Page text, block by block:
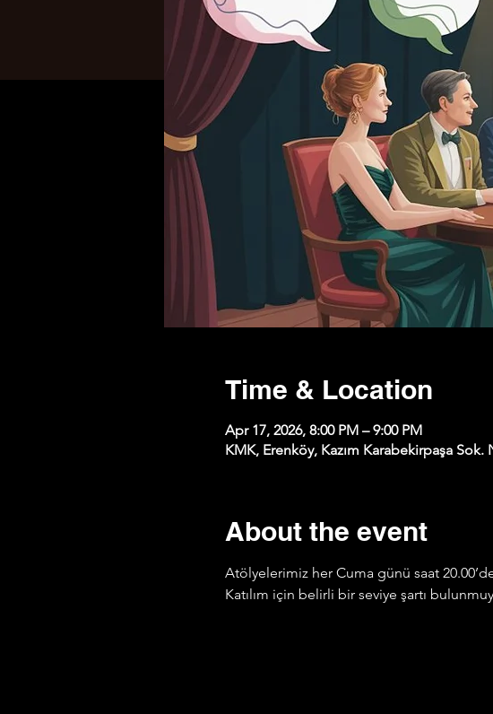
Time & Location
Apr 17, 2026, 8:00 PM – 9:00 PM
KMK, Erenköy, Kazım Karabekirpaşa
About the event
Atölyelerimiz her Cuma günü saat
Katılım için belirli bir seviye şartı